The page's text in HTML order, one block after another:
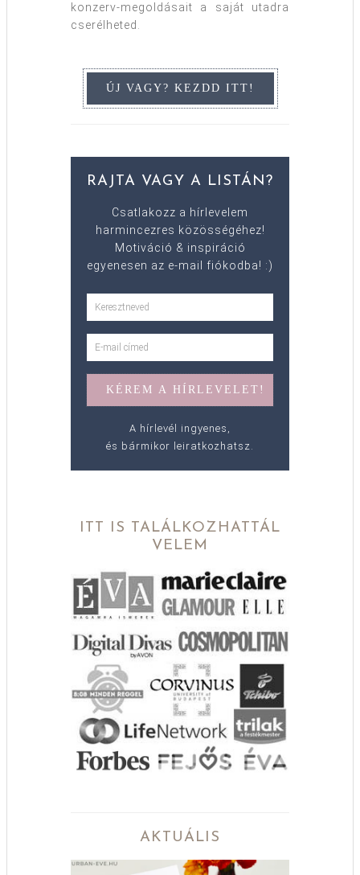
konzerv-megoldásait a saját utadra
cserélheted.
RAJTA VAGY A LISTÁN?
Csatlakozz a hírlevelem
harmincezres közösségéhez!
Motiváció & inspiráció
egyenesen az e-mail fiókodba! :)
A hírlevél ingyenes,
és bármikor leiratkozhatsz.
ITT IS TALÁLKOZHATTÁL
VELEM
AKTUÁLIS